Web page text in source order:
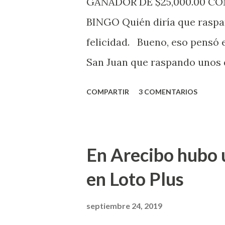
BINGO Quién diría que
felicidad. Bueno, eso pensó
San Juan que raspando
la farmacia Yarimar de la
San Juan
COMPARTIR 3 COMENTARIOS
En Arecibo hubo
en Loto Plus
septiembre 24, 2019